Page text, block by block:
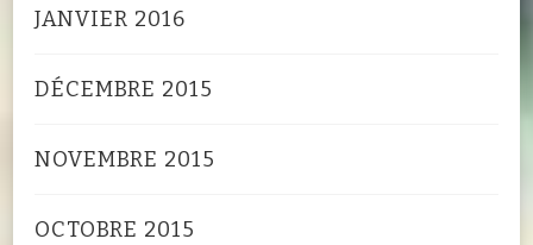
JANVIER 2016
DÉCEMBRE 2015
NOVEMBRE 2015
OCTOBRE 2015